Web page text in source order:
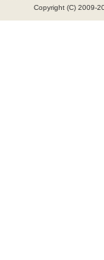
Copyright (C) 2009-